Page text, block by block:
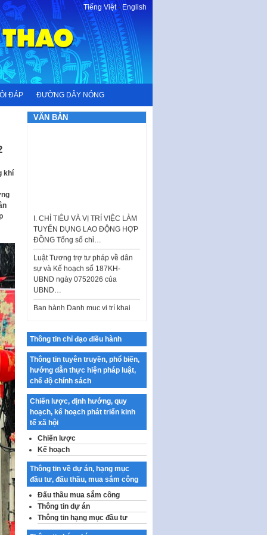
Tiếng Việt-English
ĐÁP ĐƯỜNG DÂY NÓNG
khí
VĂN BẢN
ĐỒNG Tổng số chỉ…
Luật Tương trợ tư pháp về dân
sự và Kế hoạch số 187KH-
UBND ngày 0752026 của
UBND…
Ban hành Danh mục vị trí khai
thác quảng cáo trên địa bàn
thành phố Hà Nội
chính luận về bảo vệ nền tảng tư
tưởng của Đảng…
Công bố công khai dự toán kinh
phí xây dựng pháp luật, hoàn
thiện thể chế, chính…
Quy định về nghiên cứu, ứng
dụng khoa học, công nghệ, đổi
mới sáng tạo và chuyển…
Quy định chi tiết và hướng dẫn
thi hành một số điều của Luật Lý
lịch tư…
Sửa đổi, bổ sung một số nội
dung tại Nghị quyết số 30/NQ-
CP ngày 24 tháng 02…
Ban hành Chương trình hành
động của Chính phủ thực hiện
Thông tin chỉ đạo điều hành
Thông tin tuyên truyền, phổ biến,
hướng dẫn thực hiện pháp luật,
chế độ chính sách
Chiến lược, định hướng, quy
hoạch, kế hoạch phát triển kinh
tế xã hội
Chiến lược
Kế hoạch
Thông tin về dự án, hạng mục
đầu tư, đấu thầu, mua sắm công
Đấu thầu mua sắm công
Thông tin dự án
Thông tin hạng mục đầu tư